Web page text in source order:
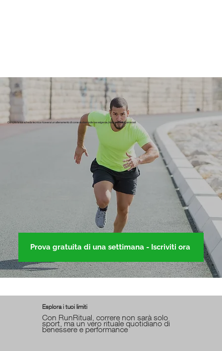
Esplora i tuoi limiti
Con RunRitual, correre non sarà solo
sport, ma un vero rituale quotidiano di
benessere e performance
Prova gratuita di una settimana - Iscriviti ora
Compila la tua scheda tecnica riceverai un allenamento di corsa studiato sulle tue esigenze, livello e obiettivi personali